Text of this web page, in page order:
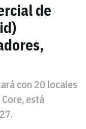
de
con 20 locales
está